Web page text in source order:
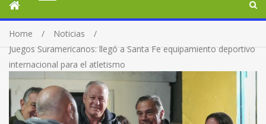
Home
Noticias
Juegos Suramericanos: llegó a Santa Fe equipamiento deportivo
internacional para el atletismo